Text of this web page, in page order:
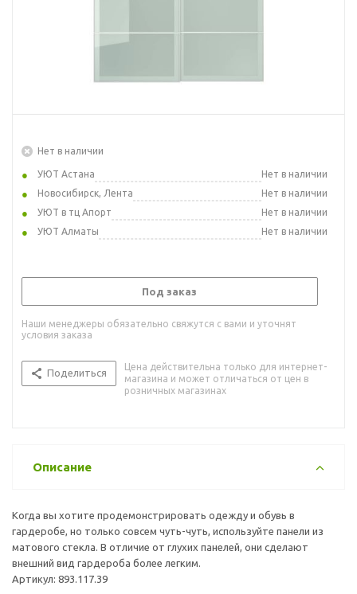
Нет в наличии
УЮТ Астана
Нет в наличии
Новосибирск, Лента
Нет в наличии
УЮТ в тц Апорт
Нет в наличии
УЮТ Алматы
Нет в наличии
Под заказ
Наши менеджеры обязательно свяжутся с вами и уточнят
условия заказа
Поделиться
Цена действительна только для интернет-
магазина и может отличаться от цен в
розничных магазинах
Описание
Когда вы хотите продемонстрировать одежду и обувь в
гардеробе, но только совсем чуть-чуть, используйте панели из
матового стекла. В отличие от глухих панелей, они сделают
внешний вид гардероба более легким.
Артикул: 893.117.39